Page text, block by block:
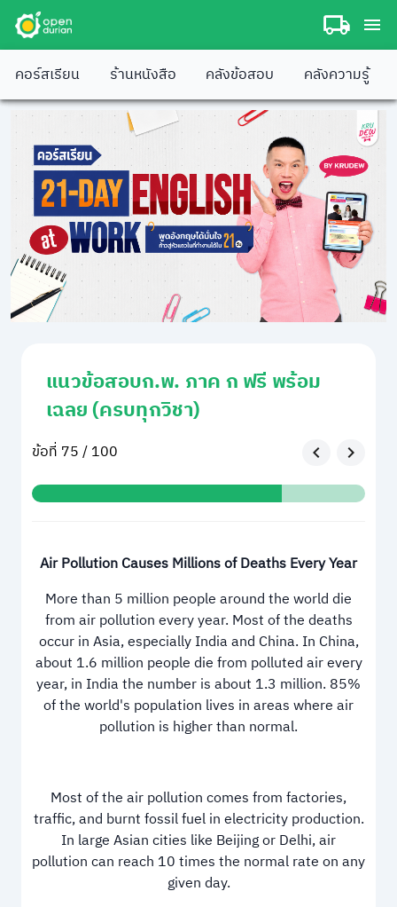
คอร์สเรียน ร้านหนังสือ คลังข้อสอบ คลังความรู้
แนวข้อสอบก.พ. ภาค ก ฟรี พร้อม
เฉลย (ครบทุกวิชา)
ข้อที่ 75 / 100
Air Pollution Causes Millions of Deaths Every Year
More than 5 million people around the world die
from air pollution every year. Most of the deaths
occur in Asia, especially India and China. In China,
about 1.6 million people die from polluted air every
year, in India the number is about 1.3 million. 85%
of the world's population lives in areas where air
pollution is higher than normal.
Most of the air pollution comes from factories,
traffic, and burnt fossil fuel in electricity production.
In large Asian cities like Beijing or Delhi, air
pollution can reach 10 times the normal rate on any
given day.